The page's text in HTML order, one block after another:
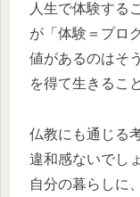
人生で体験する
が「体験＝プロ
値があるのはそ
を得て生きるこ
仏教にも通じる
違和感ないでし
自分の暮らしに